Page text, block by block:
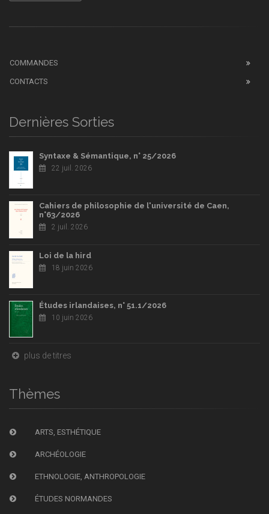
COMMANDES
CONTACTS
Dernières Sorties
Syntaxe & Sémantique, n° 25/2026
22 juil. 2026
Cahiers de philosophie de l'université de Caen,
n°63/2026
2 juil. 2026
Loi de la hird
18 juin 2026
Études irlandaises, n° 51.1/2026
10 juin 2026
plus de titres
Thèmes
ARTS, ESTHÉTIQUE
ARCHÉOLOGIE
ETHNOLOGIE, ANTHROPOLOGIE
ÉTUDES NORMANDES